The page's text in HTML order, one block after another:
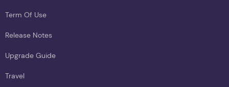
Term Of Use
Release Notes
Upgrade Guide
Travel